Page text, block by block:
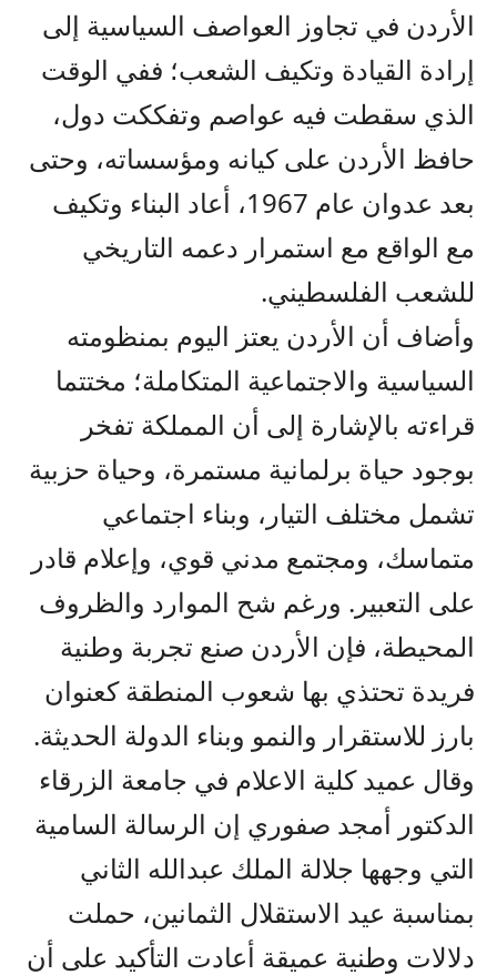
الأردن في تجاوز العواصف السياسية إلى
إرادة القيادة وتكيف الشعب؛ ففي الوقت
الذي سقطت فيه عواصم وتفككت دول،
حافظ الأردن على كيانه ومؤسساته، وحتى
بعد عدوان عام 1967، أعاد البناء وتكيف
مع الواقع مع استمرار دعمه التاريخي
للشعب الفلسطيني.
وأضاف أن الأردن يعتز اليوم بمنظومته
السياسية والاجتماعية المتكاملة؛ مختتما
قراءته بالإشارة إلى أن المملكة تفخر
بوجود حياة برلمانية مستمرة، وحياة حزبية
تشمل مختلف التيار، وبناء اجتماعي
متماسك، ومجتمع مدني قوي، وإعلام قادر
على التعبير. ورغم شح الموارد والظروف
المحيطة، فإن الأردن صنع تجربة وطنية
فريدة تحتذي بها شعوب المنطقة كعنوان
بارز للاستقرار والنمو وبناء الدولة الحديثة.
وقال عميد كلية الاعلام في جامعة الزرقاء
الدكتور أمجد صفوري إن الرسالة السامية
التي وجهها جلالة الملك عبدالله الثاني
بمناسبة عيد الاستقلال الثمانين، حملت
دلالات وطنية عميقة أعادت التأكيد على أن